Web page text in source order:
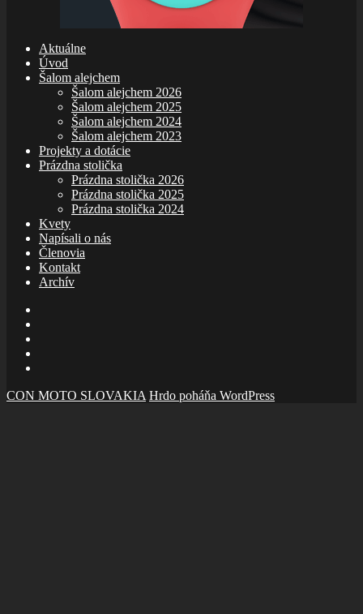
Aktuálne
Úvod
Šalom alejchem
Šalom alejchem 2026
Šalom alejchem 2025
Šalom alejchem 2024
Šalom alejchem 2023
Projekty a dotácie
Prázdna stolička
Prázdna stolička 2026
Prázdna stolička 2025
Prázdna stolička 2024
Kvety
Napísali o nás
Členovia
Kontakt
Archív
CON MOTO SLOVAKIA Hrdo poháňa WordPress